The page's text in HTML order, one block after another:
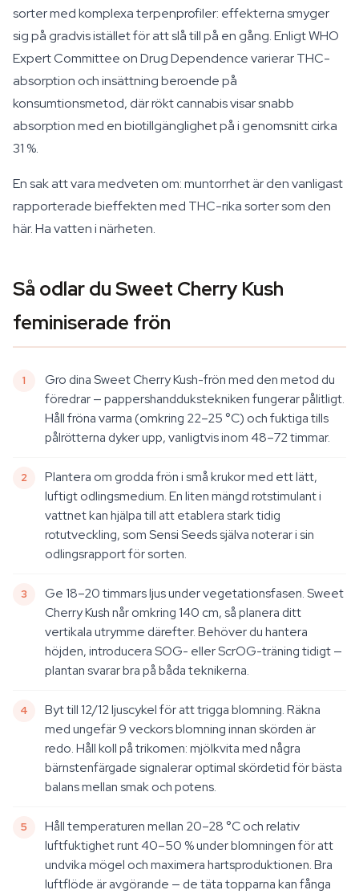
sorter med komplexa terpenprofiler: effekterna smyger
sig på gradvis istället för att slå till på en gång. Enligt WHO
Expert Committee on Drug Dependence varierar THC-
absorption och insättning beroende på
konsumtionsmetod, där rökt cannabis visar snabb
absorption med en biotillgänglighet på i genomsnitt cirka
31 %.
En sak att vara medveten om: muntorrhet är den vanligast
rapporterade bieffekten med THC-rika sorter som den
här. Ha vatten i närheten.
Så odlar du Sweet Cherry Kush
feminiserade frön
Gro dina Sweet Cherry Kush-frön med den metod du
föredrar — pappershanddukstekniken fungerar pålitligt.
Håll fröna varma (omkring 22–25 °C) och fuktiga tills
pålrötterna dyker upp, vanligtvis inom 48–72 timmar.
Plantera om grodda frön i små krukor med ett lätt,
luftigt odlingsmedium. En liten mängd rotstimulant i
vattnet kan hjälpa till att etablera stark tidig
rotutveckling, som Sensi Seeds själva noterar i sin
odlingsrapport för sorten.
Ge 18–20 timmars ljus under vegetationsfasen. Sweet
Cherry Kush når omkring 140 cm, så planera ditt
vertikala utrymme därefter. Behöver du hantera
höjden, introducera SOG- eller ScrOG-träning tidigt —
plantan svarar bra på båda teknikerna.
Byt till 12/12 ljuscykel för att trigga blomning. Räkna
med ungefär 9 veckors blomning innan skörden är
redo. Håll koll på trikomen: mjölkvita med några
bärnstenfärgade signalerar optimal skördetid för bästa
balans mellan smak och potens.
Håll temperaturen mellan 20–28 °C och relativ
luftfuktighet runt 40–50 % under blomningen för att
undvika mögel och maximera hartsproduktionen. Bra
luftflöde är avgörande — de täta topparna kan fånga